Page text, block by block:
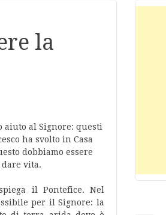
la
aiuto al Signore: questi
ha svolto in Casa
dobbiamo essere
vita.
il Pontefice. Nel
per il Signore: la